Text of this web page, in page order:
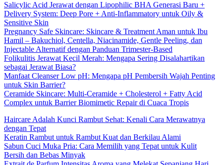
Salicylic Acid Jerawat dengan Lipophilic BHA Generasi Baru +
Delivery System: Deep Pore + Anti-Inflammatory untuk Oily &
Sensitive Skin
Pregnancy Safe Skincare: Skincare & Treatment Aman untuk Ibu
Hamil – Bakuchiol, Centella, Niacinamide, Gentle Peeling, dan
Injectable Alternatif dengan Panduan Trimester-Based
Folikulitis Jerawat Kecil Merah: Mengapa Sering Disalahartikan
sebagai Jerawat Biasa?
Manfaat Cleanser Low pH: Mengapa pH Pembersih Wajah Penting
untuk Skin Barrier?
Ceramide Skincare: Multi-Ceramide + Cholesterol + Fatty Acid
Complex untuk Barrier Biomimetic Repair di Cuaca Tropis
Haircare Adalah Kunci Rambut Sehat: Kenali Cara Merawatnya
dengan Tepat
Keratin Rambut untuk Rambut Kuat dan Berkilau Alami
Sabun Cuci Muka Pria: Cara Memilih yang Tepat untuk Kulit
Bersih dan Bebas Minyak